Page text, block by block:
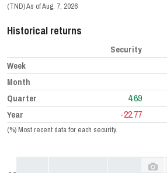
(TND) As of Aug. 7, 2026
Historical returns
(%) Most recent data for each security.
Security
Week
Month
Quarter 4.69
Year -22.77